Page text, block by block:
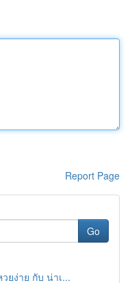
Report Page
Go
ยง่าย กับ น่าเ...